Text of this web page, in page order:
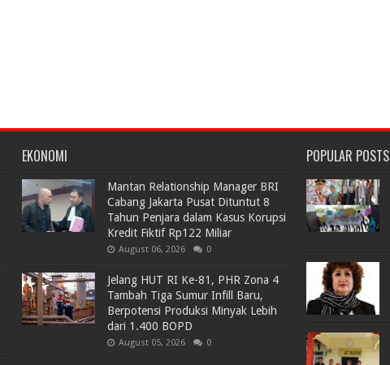
EKONOMI
Mantan Relationship Manager BRI
Cabang Jakarta Pusat Dituntut 8
Tahun Penjara dalam Kasus Korupsi
Kredit Fiktif Rp122 Miliar
August 06, 2026 0
Jelang HUT RI Ke-81, PHR Zona 4
Tambah Tiga Sumur Infill Baru,
Berpotensi Produksi Minyak Lebih
dari 1.400 BOPD
August 05, 2026 0
POPULAR POSTS